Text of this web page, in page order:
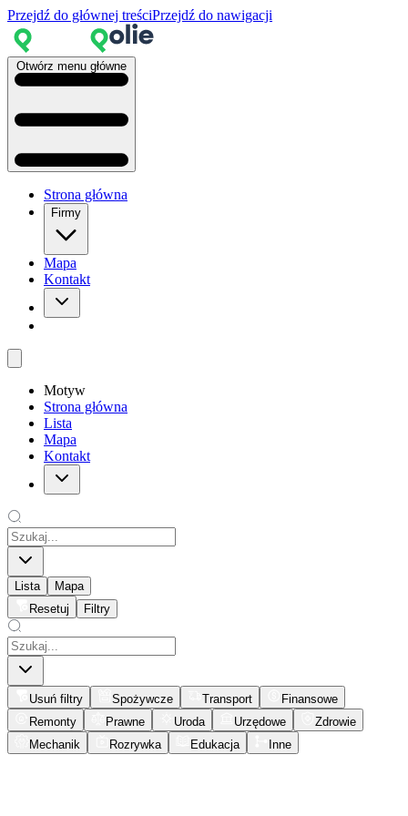
Przejdź do głównej treściPrzejdź do nawigacji
Otwórz menu główne
Strona główna
Firmy
Mapa
Kontakt
Motyw
Strona główna
Lista
Mapa
Kontakt
Lista
Mapa
Resetuj
Filtry
Usuń filtry Spożywcze Transport
Finansowe
Remonty
Prawne Uroda Urzędowe
Zdrowie
Mechanik
Rozrywka Edukacja Inne